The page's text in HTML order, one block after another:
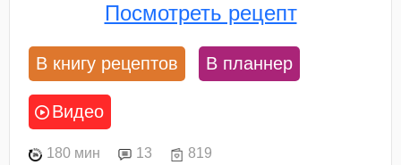
Посмотреть рецепт
В книгу рецептов В планнер
Видео
180 мин 13 819